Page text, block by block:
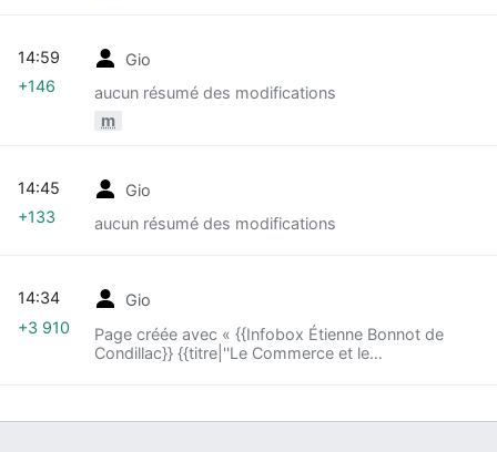
Gio
aucun résumé des modifications
m
14:59
+146
Gio
aucun résumé des modifications
14:45
+133
Gio
Page créée avec « {{Infobox Étienne Bonnot de
Condillac}} {{titre|''Le Commerce et le
14:34
+3 910